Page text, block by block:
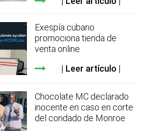
Exespía cubano
promociona tienda de
venta online
Leer artículo
Chocolate MC declarado
inocente en caso en corte
del condado de Monroe